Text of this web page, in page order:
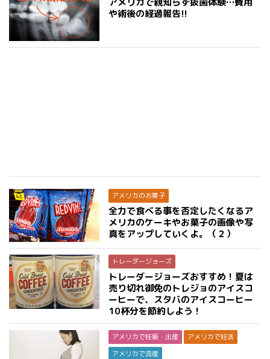
や術後の経過報告!!
アメリカのお菓子
全力で食べる事を否定したくなるア
メリカのケーキやお菓子の画像や写
真をアップしていくよ。（２）
トレーダージョーズ
トレーダージョーズおすすめ！夏は
売り切れ御免のトレジョのアイスコ
ーヒーで、スタバのアイスコーヒー
10杯分を節約しよう！
アメリカで妊娠・出産
アメリカで妊活
アメリカで流産